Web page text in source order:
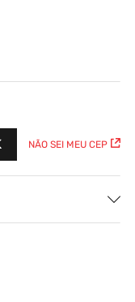
NÃO SEI MEU CEP